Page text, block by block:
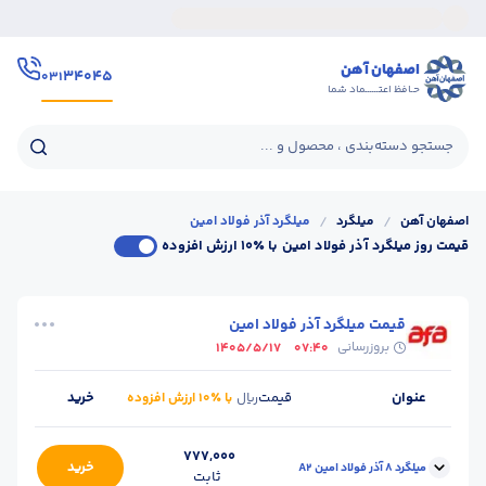
اصفهان آهن
حـافظ اعتــــــماد شما
۳۴۰۴۵۰۳۱
جستجو دسته‌بندی ، محصول و ...
اصفهان آهن / میلگرد / میلگرد آذر فولاد امین
قیمت روز میلگرد آذر فولاد امین با ٪۱۰ ارزش افزوده
قیمت میلگرد آذر فولاد امین
بروزرسانی 07:40
1405/5/17
عنوان قیمتریال با ٪۱۰ ارزش افزوده خرید
میلگرد 8 آذر فولاد امین A2
777,000
ثابت
خرید